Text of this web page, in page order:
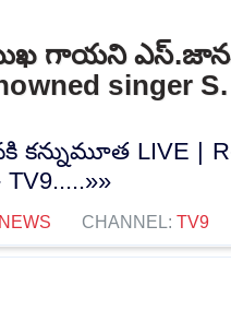
గాయని
singer
LIVE |
NEWS CHANNEL: TV9